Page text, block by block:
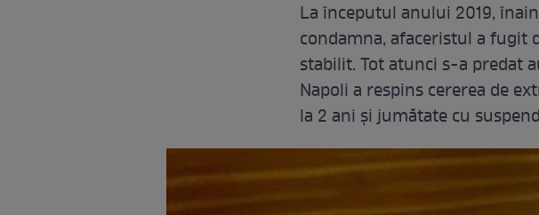
La începutul anului 2019,
condamna, afaceristul a fugit
stabilit. Tot atunci s-a predat
Napoli a respins cererea de
la 2 ani și jumătate cu